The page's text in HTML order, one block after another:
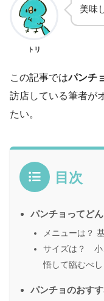
トリ
美味
この記事ではパンチ
訪店している筆者が
たい。
目次
パンチョってど
メニューは？
サイズは？ 小
悟して臨むべし
パンチョのおす